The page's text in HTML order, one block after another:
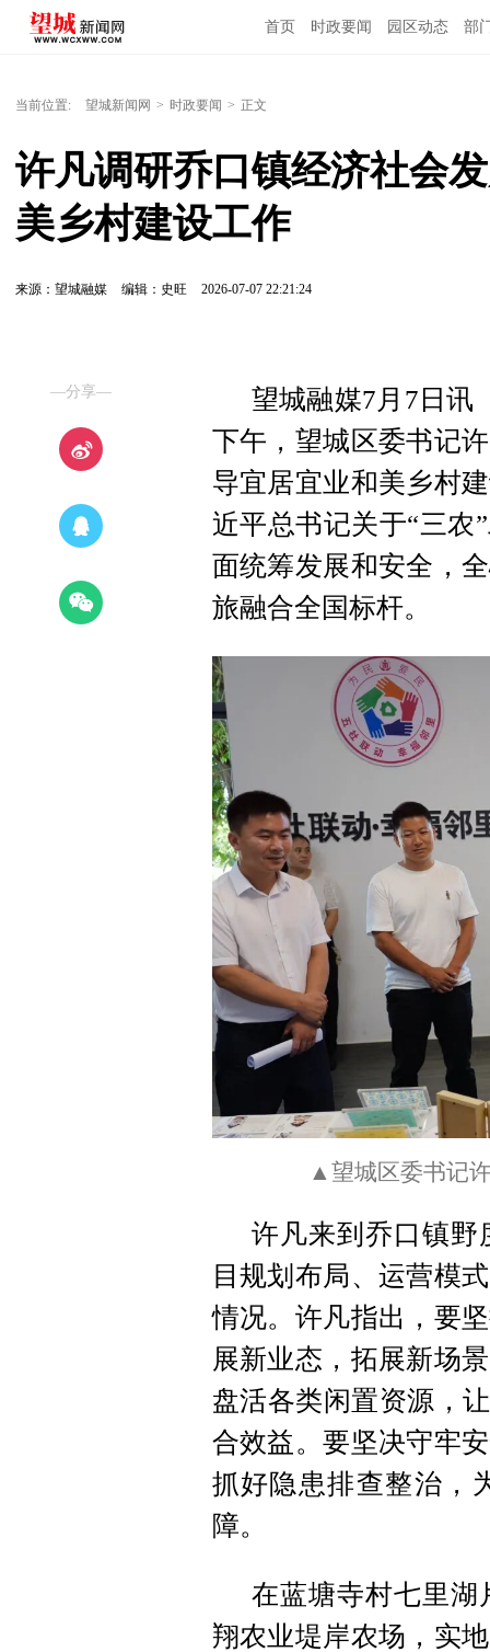
首页 时政要闻 园区动态 部
当前位置: 望城新闻网 > 时政要闻 > 正文
许凡调研乔口镇经济社会
美乡村建设工作
来源：望城融媒 编辑：史旺 2026-07-07 22:21:24
—分享—
望城融媒7月7日讯
下午，望城区委书记
导宜居宜业和美乡村
近平总书记关于“三农
面统筹发展和安全，
旅融合全国标杆。
▲望城区委书记
许凡来到乔口镇野
目规划布局、运营模
情况。许凡指出，要
展新业态，拓展新场
盘活各类闲置资源，
合效益。要坚决守牢
抓好隐患排查整治，
障。
在蓝塘寺村七里湖
翔农业堤岸农场，实